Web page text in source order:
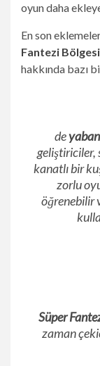
oyun daha
En son
Fantezi Bölgesi
hakkında bazı
de
geliştiriciler,
kanatlı bir
zorlu
öğrenebilir
Süper
zaman